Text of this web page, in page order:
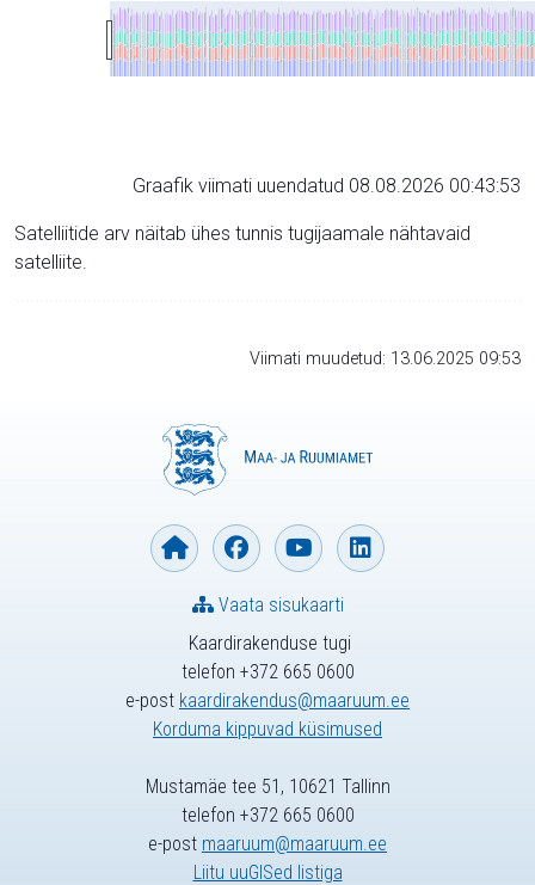
Graafik viimati uuendatud 08.08.2026 00:43:53
Satelliitide arv näitab ühes tunnis tugijaamale nähtavaid
satelliite.
Viimati muudetud: 13.06.2025 09:53
Kaardirakenduse tugi
telefon +372 665 0600
e-post kaardirakendus@maaruum.ee
Korduma kippuvad küsimused
Vaata sisukaarti
Mustamäe tee 51, 10621 Tallinn
telefon +372 665 0600
e-post maaruum@maaruum.ee
Liitu uuGISed listiga